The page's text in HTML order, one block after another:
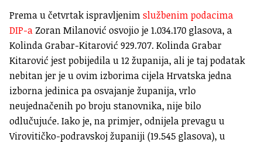
Prema u četvrtak ispravljenimslužbenim podacima
DIP-a Zoran Milanović osvojio je 1.034.170 glasova, a
Kolinda Grabar-Kitarović 929.707. Kolinda Grabar
Kitarović jest pobijedila u 12 županija, ali je taj podatak
nebitan jer je u ovim izborima cijela Hrvatska jedna
izborna jedinica pa osvajanje županija, vrlo
neujednačenih po broju stanovnika, nije bilo
odlučujuće. Iako je, na primjer, odnijela prevagu u
Virovitičko-podravskoj županiji (19.545 glasova), u